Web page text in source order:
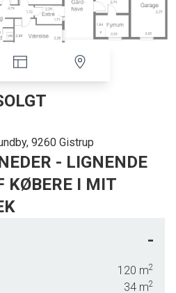
9260 Gistrup
- LIGNENDE
KØBERE I MIT
for byen – uden på nogen måde at være
fungerer lige fra første
-
120 m2
34 m2